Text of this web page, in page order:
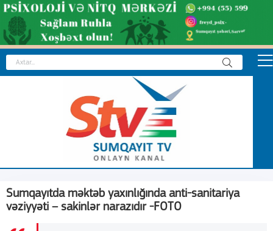
Sumqayıtda məktəb yaxınlığında anti-sanitariya
vəziyyəti – sakinlər narazıdır -FOTO